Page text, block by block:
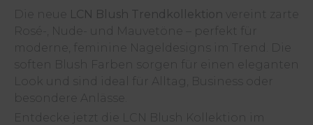
Die neue LCN Blush Trendkollektion vereint zarte
Rosé-, Nude- und Mauvetöne – perfekt für
moderne, feminine Nageldesigns im Trend. Die
soften Blush Farben sorgen für einen eleganten
Look und sind ideal für Alltag, Business oder
besondere Anlässe.
Entdecke jetzt die LCN Blush Kollektion im